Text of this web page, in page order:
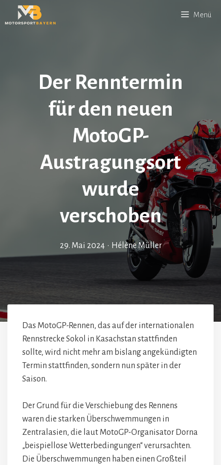
Inhalt
Menü
Der Renntermin
für den neuen
MotoGP-
Austragungsort
wurde
verschoben
29. Mai 2024 • Hélène Müller
Das MotoGP-Rennen, das auf der internationalen
Rennstrecke Sokol in Kasachstan stattfinden
sollte, wird nicht mehr am bislang angekündigten
Termin stattfinden, sondern nun später in der
Saison.
Der Grund für die Verschiebung des Rennens
waren die starken Überschwemmungen in
Zentralasien, die laut MotoGP-Organisator Dorna
„beispiellose Wetterbedingungen“ verursachten.
Die Überschwemmungen haben einen Großteil